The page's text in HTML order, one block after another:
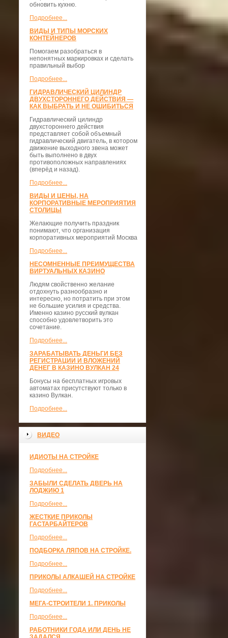
обновить кухню.
Подробнее...
ВИДЫ И ТИПЫ МОРСКИХ
КОНТЕЙНЕРОВ
Помогаем разобраться в
непонятных маркировках и сделать
правильный выбор
Подробнее...
ГИДРАВЛИЧЕСКИЙ ЦИЛИНДР
ДВУХСТОРОННЕГО ДЕЙСТВИЯ —
КАК ВЫБРАТЬ И НЕ ОШИБИТЬСЯ
Гидравлический цилиндр
двухстороннего действия
представляет собой объемный
гидравлический двигатель, в котором
движение выходного звена может
быть выполнено в двух
противоположных направлениях
(вперёд и назад).
Подробнее...
ВИДЫ И ЦЕНЫ, НА
КОРПОРАТИВНЫЕ МЕРОПРИЯТИЯ
СТОЛИЦЫ
Желающие получить праздник
понимают, что организация
корпоративных мероприятий Москва
Подробнее...
НЕСОМНЕННЫЕ ПРЕИМУЩЕСТВА
ВИРТУАЛЬНЫХ КАЗИНО
Людям свойственно желание
отдохнуть разнообразно и
интересно, но потратить при этом
не большие усилия и средства.
Именно казино русский вулкан
способно удовлетворить это
сочетание.
Подробнее...
ЗАРАБАТЫВАТЬ ДЕНЬГИ БЕЗ
РЕГИСТРАЦИИ И ВЛОЖЕНИЙ
ДЕНЕГ В КАЗИНО ВУЛКАН 24
Бонусы на бесплатных игровых
автоматах присутствуют только в
казино Вулкан.
Подробнее...
ВИДЕО
ИДИОТЫ НА СТРОЙКЕ
Подробнее...
ЗАБЫЛИ СДЕЛАТЬ ДВЕРЬ НА
ЛОДЖИЮ 1
Подробнее...
ЖЕСТКИЕ ПРИКОЛЫ
ГАСТАРБАЙТЕРОВ
Подробнее...
ПОДБОРКА ЛЯПОВ НА СТРОЙКЕ.
Подробнее...
ПРИКОЛЫ АЛКАШЕЙ НА СТРОЙКЕ
Подробнее...
МЕГА-СТРОИТЕЛИ 1. ПРИКОЛЫ
Подробнее...
РАБОТНИКИ ГОДА ИЛИ ДЕНЬ НЕ